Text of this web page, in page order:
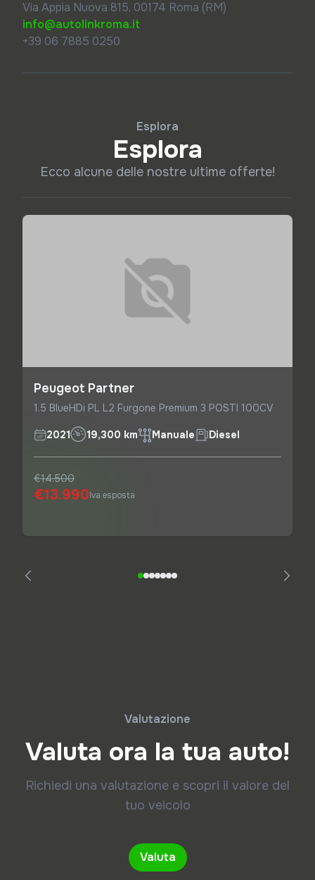
Via Appia Nuova 815, 00174 Roma (RM)
info@autolinkroma.it
+39 06 7885 0250
Esplora
Esplora
Ecco alcune delle nostre ultime offerte!
Peugeot Partner
1.5 BlueHDi PL L2 Furgone Premium 3 POSTI 100CV
2021 19,300 km Manuale Diesel
€14.500
€13.990Iva esposta
Valutazione
Valuta ora la tua auto!
Richiedi una valutazione e scopri il valore del
tuo veicolo
Valuta